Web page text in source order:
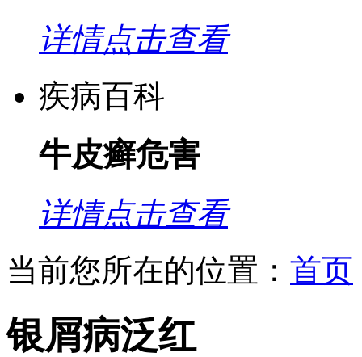
详情点击查看
疾病百科
牛皮癣危害
详情点击查看
当前您所在的位置： 首页
银屑病泛红